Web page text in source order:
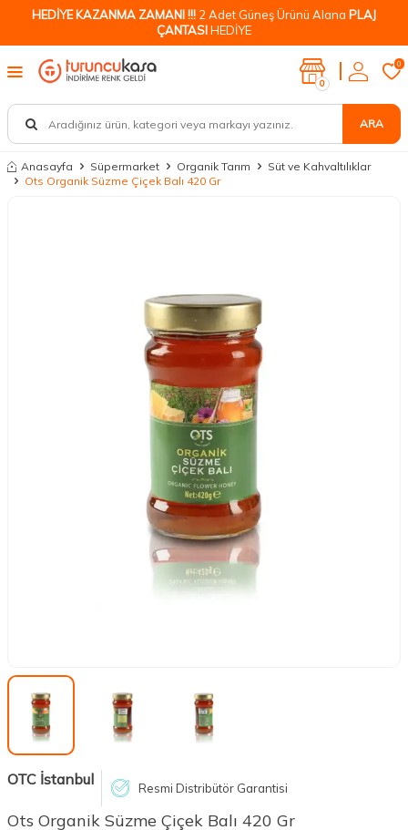
HEDİYE KAZANMA ZAMANI !!! 2 Adet Güneş Ürünü Alana PLAJ
ÇANTASIHEDİYE
ARA
0
0
Anasayfa Süpermarket Organik Tarım
Süt ve Kahvaltılıklar
Ots Organik Süzme Çiçek Balı 420 Gr
OTC İstanbul Resmi Distribütör Garantisi
Ots Organik Süzme Çiçek Balı 420 Gr